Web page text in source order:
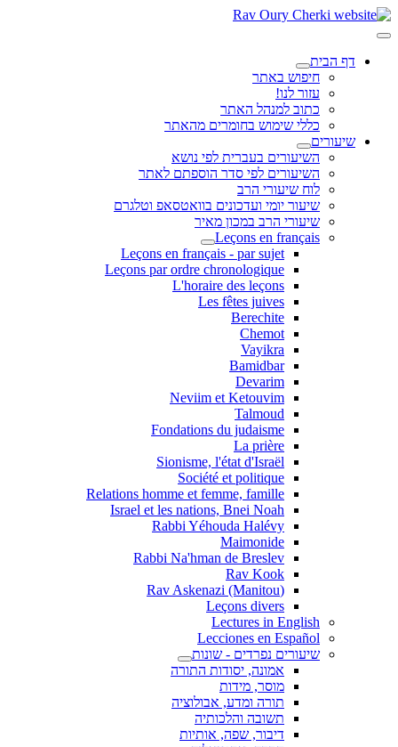
דף הבית
חיפוש באתר
עזור לנו!
כתוב למנהל האתר
כללי שימוש בחומרים מהאתר
שיעורים
השיעורים בעברית לפי נושא
השיעורים לפי סדר הוספתם לאתר
לוח שיעורי הרב
שיעור יומי ועדכונים בוואטסאפ וטלגרם
שיעורי הרב במכון מאיר
Leçons en français
Leçons en français - par sujet
Leçons par ordre chronologique
L'horaire des leçons
Les fêtes juives
Berechite
Chemot
Vayikra
Bamidbar
Devarim
Neviim et Ketouvim
Talmoud
Fondations du judaisme
La prière
Sionisme, l'état d'Israël
Société et politique
Relations homme et femme, famille
Israel et les nations, Bnei Noah
Rabbi Yéhouda Halévy
Maimonide
Rabbi Na'hman de Breslev
Rav Kook
(Rav Askenazi (Manitou
Leçons divers
Lectures in English
Lecciones en Español
שיעורים נפרדים - שונות
אמונה, יסודות התורה
מוסר, מידות
תורה ומדע, אבולוציה
תשובה והלכותיה
דיבור, שפה, אותיות